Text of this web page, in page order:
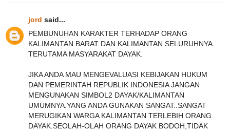
jord said...
PEMBUNUHAN KARAKTER TERHADAP ORANG
KALIMANTAN BARAT DAN KALIMANTAN SELURUHNYA
TERUTAMA MASYARAKAT DAYAK.
JIKA ANDA MAU MENGEVALUASI KEBIJAKAN HUKUM
DAN PEMERINTAH REPUBLIK INDONESIA JANGAN
MENGUNAKAN SIMBOL2 DAYAK/KALIMANTAN
UMUMNYA.YANG ANDA GUNAKAN SANGAT..SANGAT
MERUGIKAN WARGA KALIMANTAN TERLEBIH ORANG
DAYAK.SEOLAH-OLAH ORANG DAYAK BODOH,TIDAK